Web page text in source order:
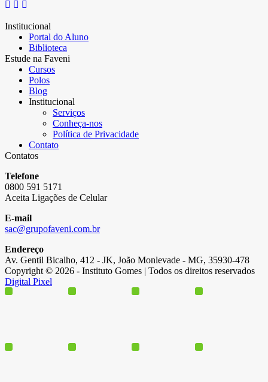
Institucional
Portal do Aluno
Biblioteca
Estude na Faveni
Cursos
Polos
Blog
Institucional
Serviços
Conheça-nos
Política de Privacidade
Contato
Contatos
Telefone
0800 591 5171
Aceita Ligações de Celular
E-mail
sac@grupofaveni.com.br
Endereço
Av. Gentil Bicalho, 412 - JK, João Monlevade - MG, 35930-478
Copyright © 2026 - Instituto Gomes | Todos os direitos reservados
Digital Pixel